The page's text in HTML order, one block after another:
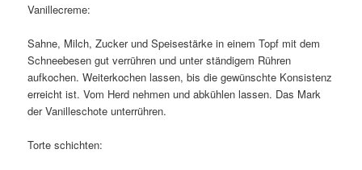
Vanillecreme:
Sahne, Milch, Zucker und Speisestärke in einem Topf mit dem
Schneebesen gut verrühren und unter ständigem Rühren
aufkochen. Weiterkochen lassen, bis die gewünschte Konsistenz
erreicht ist. Vom Herd nehmen und abkühlen lassen. Das Mark
der Vanilleschote unterrühren.
Torte schichten: